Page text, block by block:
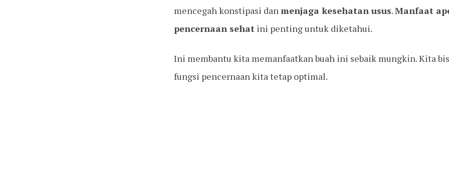
mencegah konstipasi danmenjaga kesehatan usus.Manfaat
pencernaan sehat ini penting untuk diketahui.
Ini membantu kita memanfaatkan buah ini sebaik mungkin. Kita
fungsi pencernaan kita tetap optimal.